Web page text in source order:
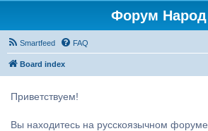
Форум Народ
Smartfeed FAQ
Board index
Приветствуем!
Вы находитесь на русскоязычном форуме